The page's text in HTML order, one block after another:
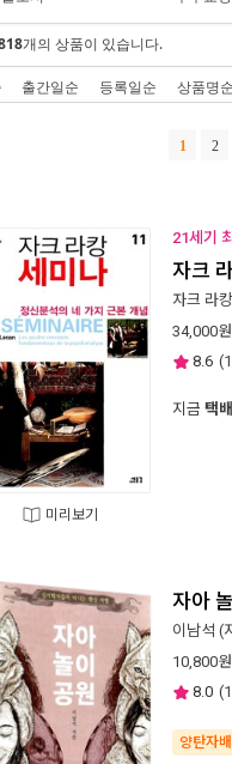
개의 상품이 있습니다.
출간일순 등록일순 상품명순
1 2
미리보기
21세기
자크
자크 라캉
34,000
8.6 (
지금 택배
자아
이남석 (
10,800
8.0 (
양탄자